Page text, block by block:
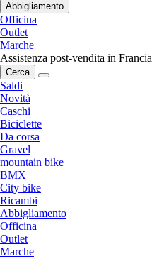
Abbigliamento
Officina
Outlet
Marche
Assistenza post-vendita in Francia
Cerca
Saldi
Novità
Caschi
Biciclette
Da corsa
Gravel
mountain bike
BMX
City bike
Ricambi
Abbigliamento
Officina
Outlet
Marche